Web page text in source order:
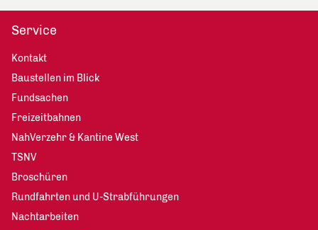
Service
Kontakt
Baustellen im Blick
Fundsachen
Freizeitbahnen
NahVerzehr & Kantine West
TSNV
Broschüren
Rundfahrten und U-Strabführungen
Nachtarbeiten